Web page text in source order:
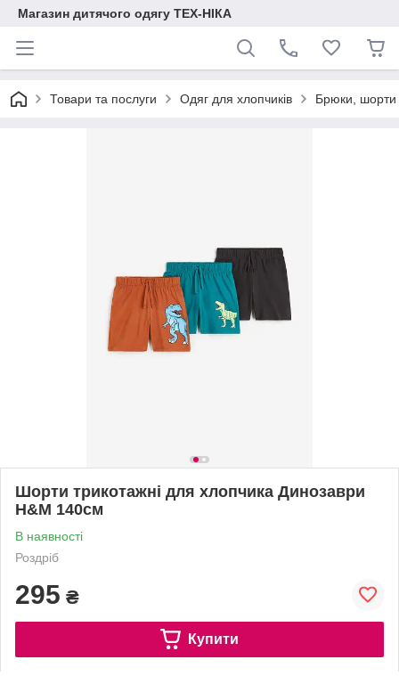
Магазин дитячого одягу ТЕХ-НІКА
Товари та послуги Одяг для хлопчиків Брюки, шорти
Шорти трикотажні для хлопчика Динозаври
H&M 140см
В наявності
Роздріб
295 ₴
Купити